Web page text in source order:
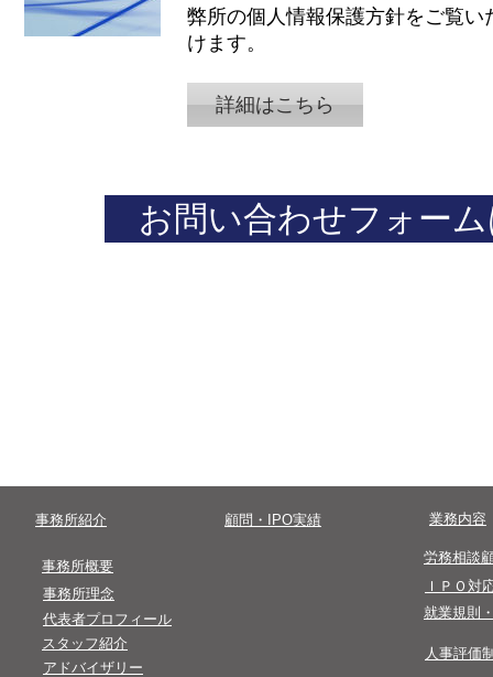
弊所の個人情報保護方針をご覧い
けます。
詳細はこちら
お問い合わせフォー
受付時間終了後のお問い合わせは翌営業
​事務所紹介 ​顧問・IPO実績
​事務所概要
事務所理念
代表者プロフィール
​スタッフ紹介
​アドバイザリー
​業務内容
労務相談
ＩＰＯ対
就業規則
人事評価